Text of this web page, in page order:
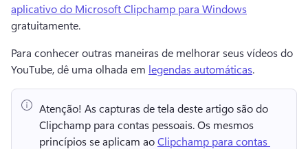
aplicativo do Microsoft Clipchamp para Windows
gratuitamente.
Para conhecer outras maneiras de melhorar seus vídeos do
YouTube, dê uma olhada em legendas automáticas.
Atenção! As capturas de tela deste artigo são do
Clipchamp para contas pessoais. Os mesmos
princípios se aplicam ao Clipchamp para contas